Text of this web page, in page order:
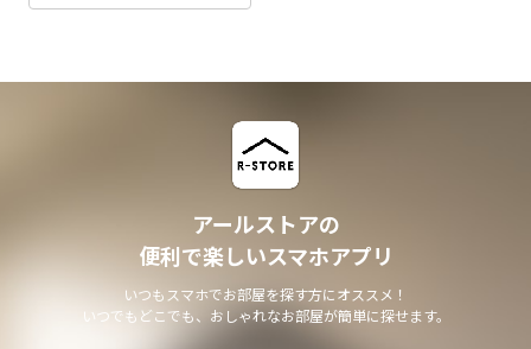
アールストアの
便利で楽しいスマホアプリ
いつもスマホでお部屋を探す方にオススメ！
いつでもどこでも、おしゃれなお部屋が簡単に探せます。